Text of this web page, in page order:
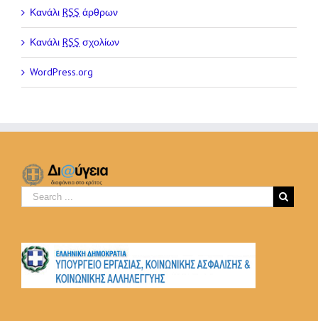
Κανάλι RSS άρθρων
Κανάλι RSS σχολίων
WordPress.org